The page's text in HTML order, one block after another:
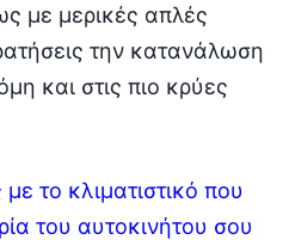
με μερικές απλές
την κατανάλωση
και στις πιο κρύες
το κλιματιστικό που
του αυτοκινήτου σου